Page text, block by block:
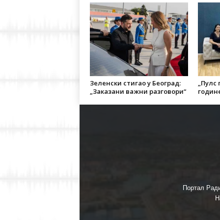
Зеленски стигао у Београд:
„Заказани важни разговори“
„Пулс
Портал